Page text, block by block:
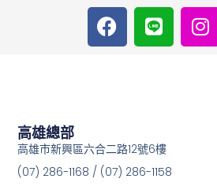
F
a
c
k
L
i
n
I
n
s
高雄總部
高雄市新興區六合二路12號6樓
(07) 286-1168 / (07) 286-1158